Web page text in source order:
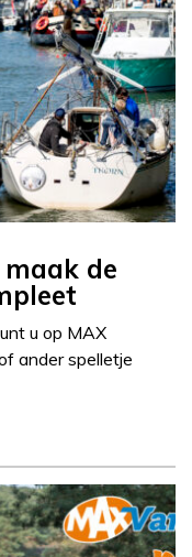
de
u op MAX
ander spelletje